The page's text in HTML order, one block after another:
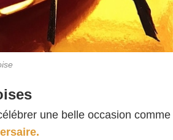
une belle occasion comme